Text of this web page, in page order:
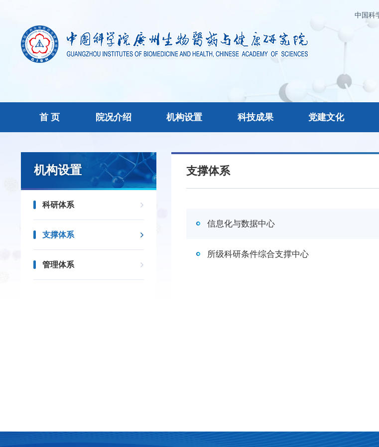
中国科
首 页 院况介绍 机构设置 科技成果 党建文化
机构设置
科研体系
支撑体系
管理体系
支撑体系
信息化与数据中心
所级科研条件综合支撑中心